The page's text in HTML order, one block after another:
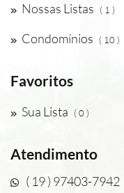
Nossas Listas ( 1 )
Condomínios ( 10 )
Favoritos
Sua Lista ( 0 )
Atendimento
( 19 ) 97403-7942